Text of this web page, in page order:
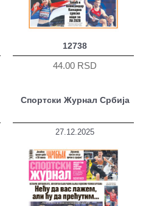
12738
44.00 RSD
Спортски Журнал Србија
27.12.2025